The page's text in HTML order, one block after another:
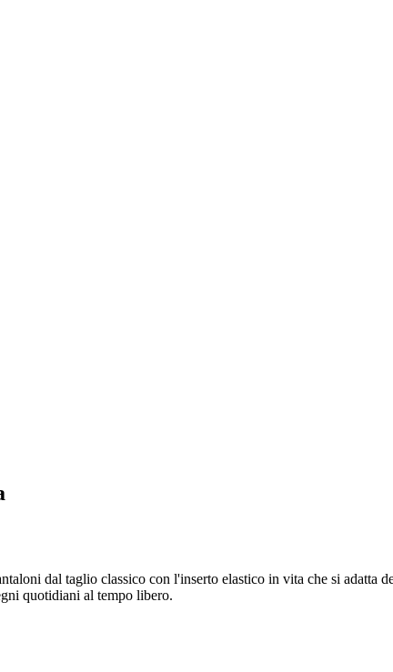
dal taglio classico con l'inserto elastico in vita che si adatta
quotidiani al tempo libero.